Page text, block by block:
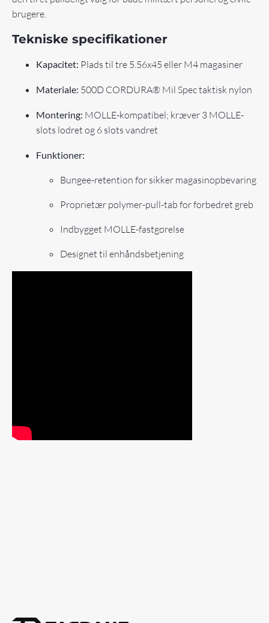
brugere.
Tekniske specifikationer
Kapacitet: Plads til tre 5.56x45 eller M4 magasiner
Materiale: 500D CORDURA® Mil Spec taktisk nylon
Montering: MOLLE-kompatibel; kræver 3 MOLLE-
slots lodret og 6 slots vandret
Funktioner:
Bungee-retention for sikker magasinopbevaring
Proprietær polymer-pull-tab for forbedret greb
Indbygget MOLLE-fastgørelse
Designet til enhåndsbetjening